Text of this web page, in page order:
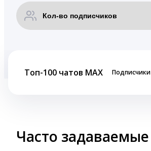
Топ-100 чатов MAX Подписчики
Часто задаваемые